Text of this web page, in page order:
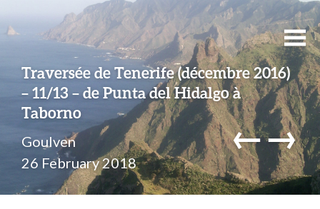
Traversée de Tenerife (décembre 2016)
– 11/13 – de Punta del Hidalgo à
Taborno
Goulven
26 February 2018
←→